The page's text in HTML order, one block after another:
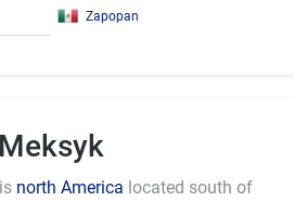
Zapopan
Meksyk
north America located south of